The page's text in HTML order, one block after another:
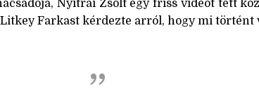
Nyitrai Zsolt egy friss videót tett
Farkast kérdezte arról, hogy mi történt